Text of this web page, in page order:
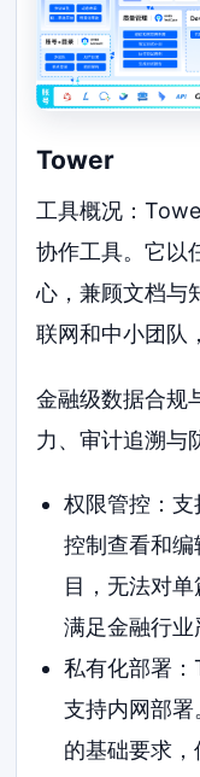
Tower
工具概况：
协作工具。它以
心，兼顾文档与
联网和中小团队
金融级数据合规
力、审计追溯与
权限管控：
控制查看和
目，无法对
满足金融行业
私有化部署：
支持内网部署
的基础要求